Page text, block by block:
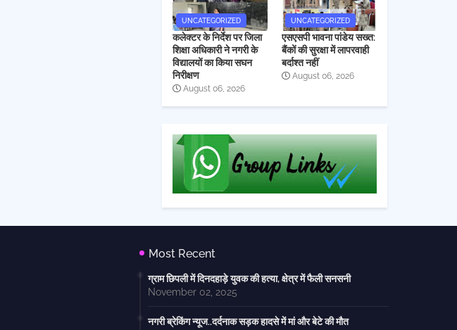
UNCATEGORIZED
कलेक्टर के निर्देश पर जिला
शिक्षा अधिकारी ने नगरी के
विद्यालयों का किया सघन
निरीक्षण
August 06, 2026
UNCATEGORIZED
एसएसपी भावना पांडेय सख्त:
बैंकों की सुरक्षा में लापरवाही
बर्दाश्त नहीं
August 06, 2026
Most Recent
ग्राम छिपली में दिनदहाड़े युवक की हत्या, क्षेत्र में फैली सनसनी
November 02, 2025
नगरी ब्रेकिंग न्यूज..दर्दनाक सड़क हादसे में मां और बेटे की मौत